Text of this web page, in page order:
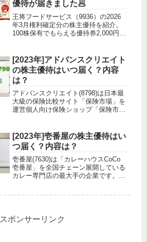
優待が届きました🥟
王将フードサービス（9936）の2026
年3月権利確定分の株主優待を紹介。
100株保有でもらえる優待券2,000円分
度、使い方まで実際に届いた内容をも
とに詳しく解説します。
[2023年]アドバンスクリエイト
の株主優待はいつ届く？内容
は？
アドバンスクリエイト(8798)は日本最
大級の保険比較サイト「保険市場」を
運営個人向け保険ショップ「保険市
険などあらゆる分野の保険を取り扱う
保険には疎いからこういったサイト...
[2023年]壱番屋の株主優待はい
つ届く？内容は？
壱番屋(7630)は「カレーハウスCoCo
壱番屋」を全国チェーン展開している
カレー専門店の最大手の企業です。組
スポンサーリンク